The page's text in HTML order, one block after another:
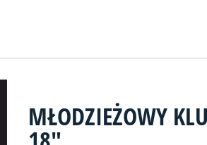
MŁODZIEŻOWY